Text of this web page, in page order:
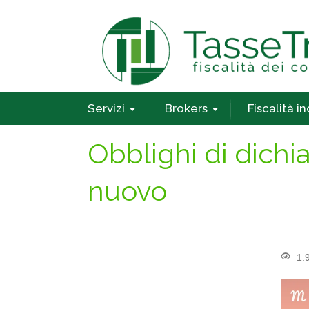
Servizi Brokers Fiscalità
Obblighi di
nuovo